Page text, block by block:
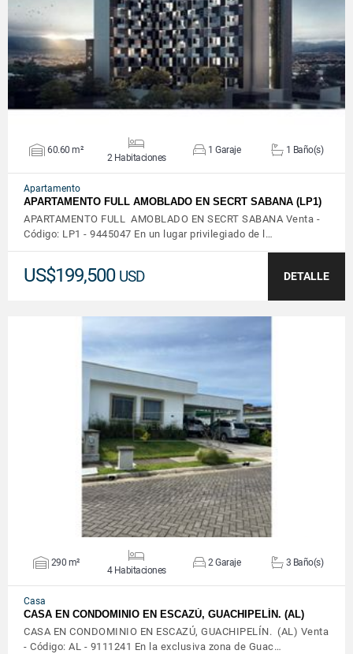
VER DETALLES
60.60 m²
2 Habitaciones
1 Garaje 1 Baño(s)
Apartamento
APARTAMENTO FULL AMOBLADO EN SECRT SABANA (LP1)
APARTAMENTO FULL AMOBLADO EN SECRT SABANA Venta -
Código: LP1 - 9445047 En un lugar privilegiado de l…
US$199,500 USD DETALLE
VER DETALLES
290 m²
4 Habitaciones
2 Garaje 3 Baño(s)
Casa
CASA EN CONDOMINIO EN ESCAZÚ, GUACHIPELÍN. (AL)
CASA EN CONDOMINIO EN ESCAZÚ, GUACHIPELÍN. (AL) Venta
- Código: AL - 9111241 En la exclusiva zona de Guac…